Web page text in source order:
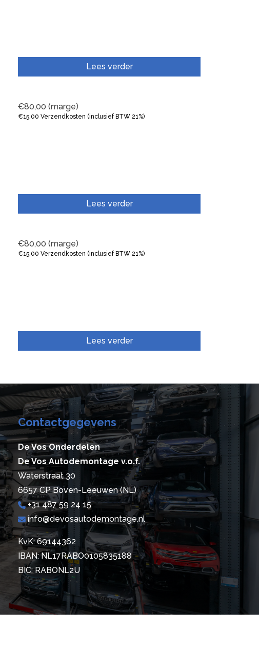
Lees verder
€80,00 (marge)
€15,00 Verzendkosten (inclusief BTW 21%)
Lees verder
€80,00 (marge)
€15,00 Verzendkosten (inclusief BTW 21%)
Lees verder
Contactgegevens
De Vos Onderdelen
De Vos Autodemontage v.o.f.
Waterstraat 30
6657 CP Boven-Leeuwen (NL)
+31 487 59 24 15
info@devosautodemontage.nl
KvK: 69144362
IBAN: NL17RABO0105835188
BIC: RABONL2U